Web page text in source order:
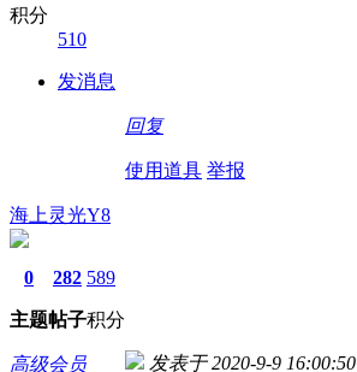
积分
510
发消息
回复
使用道具 举报
海上灵光Y8
0
主题
282
帖子
589
积分
高级会员 发表于 2020-9-9 16:00:50